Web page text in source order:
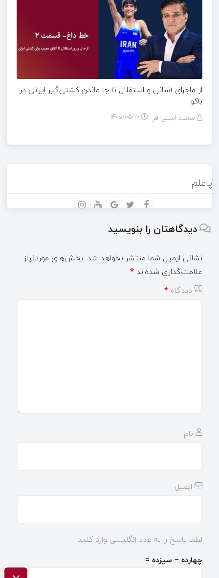
از ماجرای آسانی و استقلال تا جا ماندن کشتی‌گیر ایرانی در
باکو
سعید امینی فر ۱۴۰۵/۰۵/۱۲
پاعلم
دیدگاهتان را بنویسید
نشانی ایمیل شما منتشر نخواهد شد. بخش‌های موردنیاز
علامت‌گذاری شده‌اند *
دیدگاه *
نام
ایمیل
لطفا پاسخ را به عدد انگلیسی وارد کنید:
چهارده − سیزده =